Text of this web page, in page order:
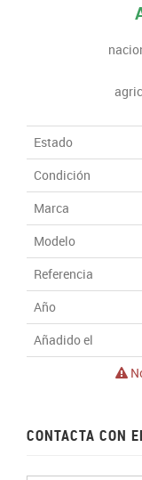
Estado
Condición
Marca
Modelo
Referencia
Año
Añadido el
CONTACTA CON